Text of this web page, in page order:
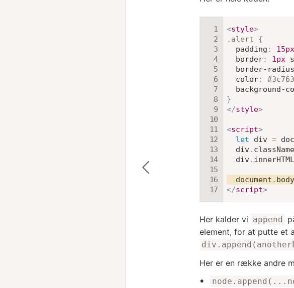
<style>
.alert
{
padding : 15px
border: 1px
border-radius
color:
background-
}
</style>
<script>
let div =
  div
. className
  div
. innerHTML
  document
. body
</script>
Her kalder vi append
element, for at putte et
Her er en række andre